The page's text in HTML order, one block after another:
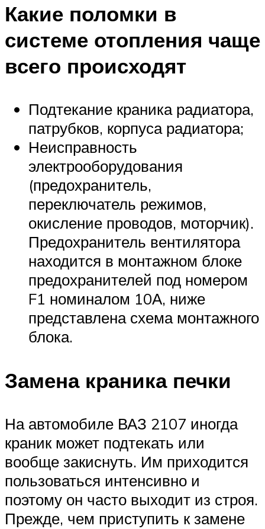
Какие поломки в
системе отопления чаще
всего происходят
Подтекание краника радиатора,
патрубков, корпуса радиатора;
Неисправность
электрооборудования
(предохранитель,
переключатель режимов,
окисление проводов, моторчик).
Предохранитель вентилятора
находится в монтажном блоке
предохранителей под номером
F1 номиналом 10А, ниже
представлена схема монтажного
блока.
Замена краника печки
На автомобиле ВАЗ 2107 иногда
краник может подтекать или
вообще закиснуть. Им приходится
пользоваться интенсивно и
поэтому он часто выходит из строя.
Прежде, чем приступить к замене